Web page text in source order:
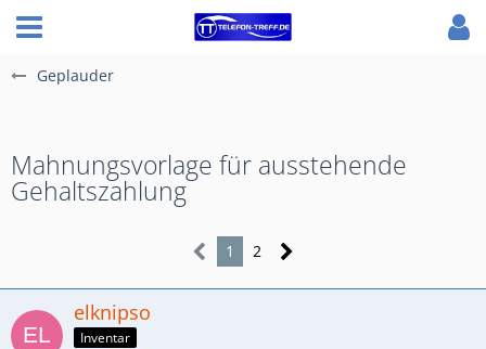
Geplauder
Mahnungsvorlage für ausstehende
Gehaltszahlung
1 2
elknipso
Inventar